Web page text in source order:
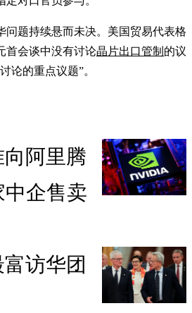
问题持续悬而未决。美国贸易代表格
首会谈中没有讨论晶片出口管制 的议
论的重点议题”。
阿里腾
中企售卖
访华团